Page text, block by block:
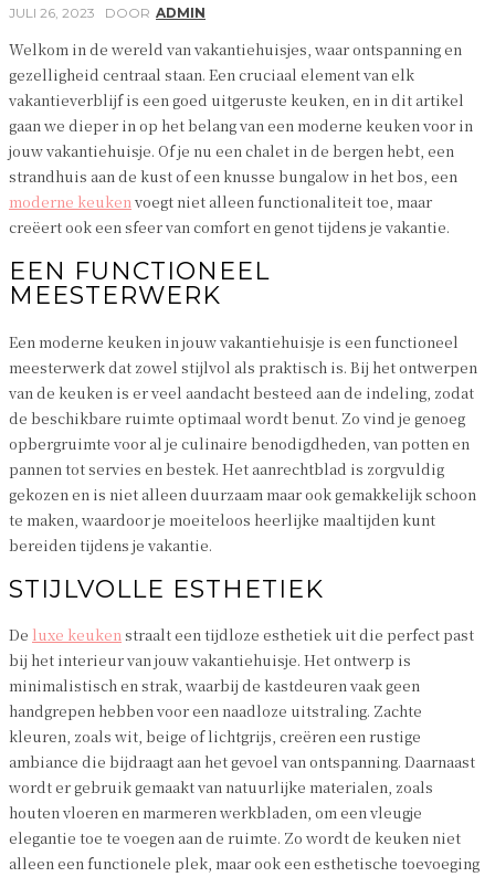
JULI 26, 2023 DOOR ADMIN
Welkom in de wereld van vakantiehuisjes, waar ontspanning en
gezelligheid centraal staan. Een cruciaal element van elk
vakantieverblijf is een goed uitgeruste keuken, en in dit artikel
gaan we dieper in op het belang van een moderne keuken voor in
jouw vakantiehuisje. Of je nu een chalet in de bergen hebt, een
strandhuis aan de kust of een knusse bungalow in het bos, een
moderne keukenvoegt niet alleen functionaliteit toe, maar
creëert ook een sfeer van comfort en genot tijdens je vakantie.
EEN FUNCTIONEEL
MEESTERWERK
Een moderne keuken in jouw vakantiehuisje is een functioneel
meesterwerk dat zowel stijlvol als praktisch is. Bij het ontwerpen
van de keuken is er veel aandacht besteed aan de indeling, zodat
de beschikbare ruimte optimaal wordt benut. Zo vind je genoeg
opbergruimte voor al je culinaire benodigdheden, van potten en
pannen tot servies en bestek. Het aanrechtblad is zorgvuldig
gekozen en is niet alleen duurzaam maar ook gemakkelijk schoon
te maken, waardoor je moeiteloos heerlijke maaltijden kunt
bereiden tijdens je vakantie.
STIJLVOLLE ESTHETIEK
De luxe keukenstraalt een tijdloze esthetiek uit die perfect past
bij het interieur van jouw vakantiehuisje. Het ontwerp is
minimalistisch en strak, waarbij de kastdeuren vaak geen
handgrepen hebben voor een naadloze uitstraling. Zachte
kleuren, zoals wit, beige of lichtgrijs, creëren een rustige
ambiance die bijdraagt aan het gevoel van ontspanning. Daarnaast
wordt er gebruik gemaakt van natuurlijke materialen, zoals
houten vloeren en marmeren werkbladen, om een vleugje
elegantie toe te voegen aan de ruimte. Zo wordt de keuken niet
alleen een functionele plek, maar ook een esthetische toevoeging